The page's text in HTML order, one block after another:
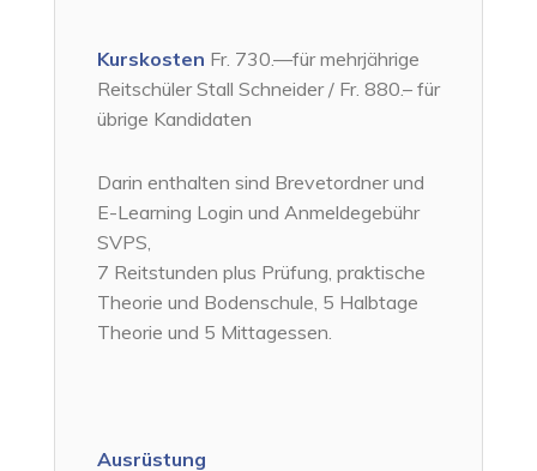
Kurskosten Fr. 730.—für mehrjährige
Reitschüler Stall Schneider / Fr. 880.– für
übrige Kandidaten
Darin enthalten sind Brevetordner und
E-Learning Login und Anmeldegebühr
SVPS,
7 Reitstunden plus Prüfung, praktische
Theorie und Bodenschule, 5 Halbtage
Theorie und 5 Mittagessen.
Ausrüstung